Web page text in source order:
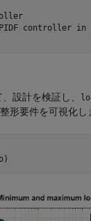
PIDF controller
設計を検証し、
形要件を可視化し